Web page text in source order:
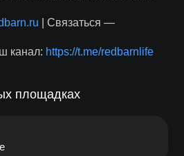
| Связаться —
канал: https://t.me/redbarnlife
площадках